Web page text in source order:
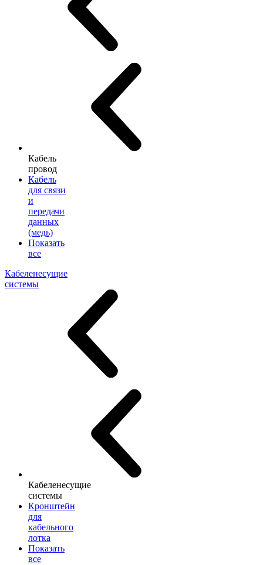
Кабель
провод
Кабель
для связи
и
передачи
данных
(медь)
Показать
все
Кабеленесущие
системы
Кабеленесущие
системы
Кронштейн
для
кабельного
лотка
Показать
все